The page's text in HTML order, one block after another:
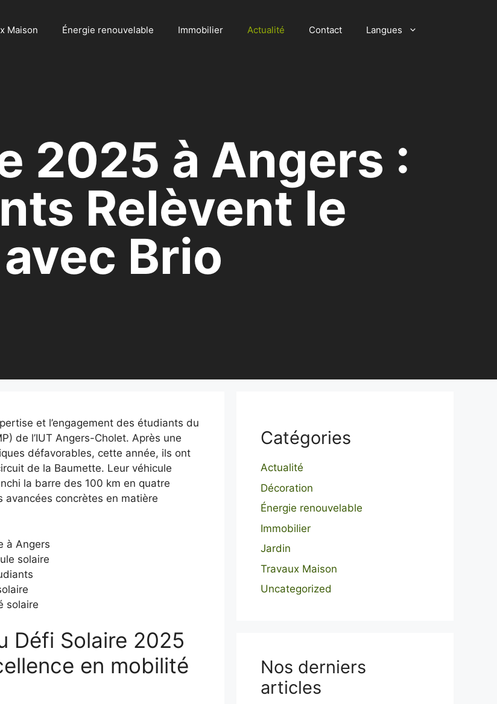
Maison Énergie renouvelable Immobilier Actualité Contact Langues
2025 à Angers :
Relèvent le
Brio
et l’engagement des étudiants du
de l’IUT Angers-Cholet. Après une
défavorables, cette année, ils ont
de la Baumette. Leur véhicule
la barre des 100 km en quatre
concrètes en matière
à Angers
solaire
solaire
Défi Solaire 2025
en mobilité
Catégories
Actualité
Décoration
Énergie renouvelable
Immobilier
Jardin
Travaux Maison
Uncategorized
Nos derniers
articles